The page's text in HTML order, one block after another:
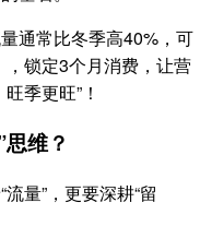
通常比冬季高40%，可
，锁定3个月消费，让营
季更旺”！
维？
量”，更要深耕“留